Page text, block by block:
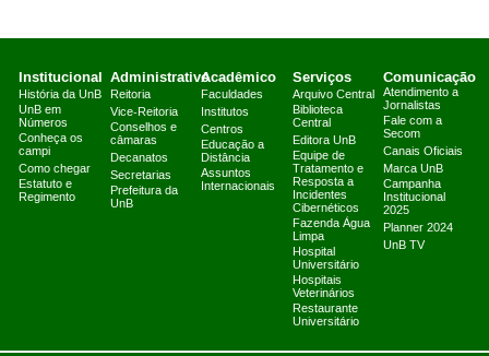
Institucional
História da UnB
UnB em
Números
Conheça os
campi
Como chegar
Estatuto e
Regimento
Administrativo
Reitoria
Vice-Reitoria
Conselhos e
câmaras
Decanatos
Secretarias
Prefeitura da
UnB
Acadêmico
Faculdades
Institutos
Centros
Educação a
Distância
Assuntos
Internacionais
Serviços
Arquivo Central
Biblioteca
Central
Editora UnB
Equipe de
Tratamento e
Resposta a
Incidentes
Cibernéticos
Fazenda Água
Limpa
Hospital
Universitário
Hospitais
Veterinários
Restaurante
Universitário
Comunicação
Atendimento a
Jornalistas
Fale com a
Secom
Canais Oficiais
Marca UnB
Campanha
Institucional
2025
Planner 2024
UnB TV